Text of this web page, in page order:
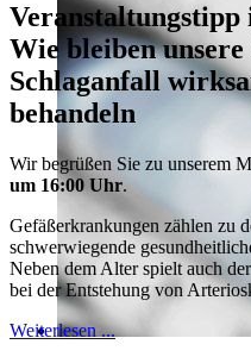
Wie bleiben unsere
Schlaganfall
behandeln
Wir begrüßen Sie zu unserem
um 16:00 Uhr.
Gefäßerkrankungen zählen zu
schwerwiegende
Neben dem Alter spielt auch
bei der Entstehung von
Weiterlesen ...